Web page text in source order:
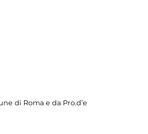
di Roma e da Pro.d’e